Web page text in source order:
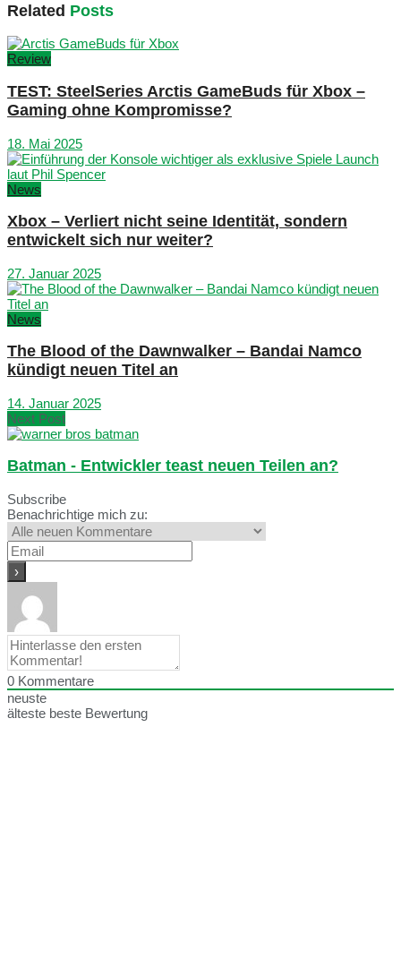
Related Posts
Review
TEST: SteelSeries Arctis GameBuds für Xbox –
Gaming ohne Kompromisse?
18. Mai 2025
News
Xbox – Verliert nicht seine Identität, sondern
entwickelt sich nur weiter?
27. Januar 2025
News
The Blood of the Dawnwalker – Bandai Namco
kündigt neuen Titel an
14. Januar 2025
Next Post
Batman - Entwickler teast neuen Teilen an?
Subscribe
Benachrichtige mich zu:
0 Kommentare
neuste
älteste beste Bewertung